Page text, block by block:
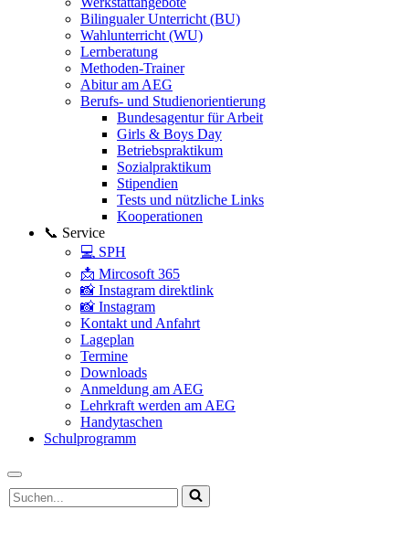
Bilingualer Unterricht (BU)
Wahlunterricht (WU)
Lernberatung
Methoden-Trainer
Abitur am AEG
Berufs- und Studienorientierung
Bundesagentur für Arbeit
Girls & Boys Day
Betriebspraktikum
Sozialpraktikum
Stipendien
Tests und nützliche Links
Kooperationen
📞 Service
💻 SPH
📩 Mircosoft 365
📸 Instagram direktlink
📸 Instagram
Kontakt und Anfahrt
Lageplan
Termine
Downloads
Anmeldung am AEG
Lehrkraft werden am AEG
Handytaschen
Schulprogramm
Suchen
nach …